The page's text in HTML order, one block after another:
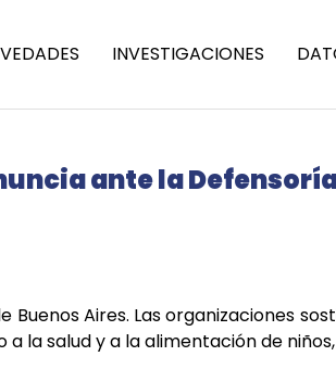
INVESTIGACIONES
ante la
Aires. Las organizaciones
la salud y a la alimentación de